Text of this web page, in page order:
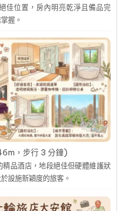
佳位置，房內明亮乾淨且備品完
握。
，步行 3 分鐘)
品酒店，地段絕佳但硬體維護狀
設施新穎度的旅客。